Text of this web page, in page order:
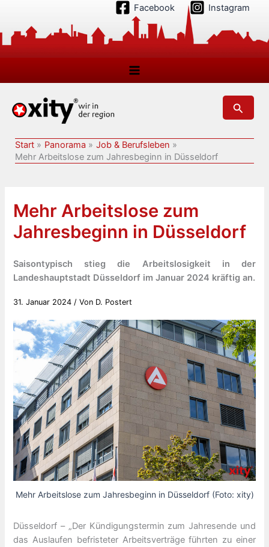
springen
Facebook Instagram
Suchen
Start Panorama
Job & Berufsleben
Mehr Arbeitslose zum Jahresbeginn in Düsseldorf
Mehr Arbeitslose zum
Jahresbeginn in Düsseldorf
Saisontypisch stieg die Arbeitslosigkeit in der
Landeshauptstadt Düsseldorf im Januar 2024 kräftig an.
31. Januar 2024 / Von D. Postert
Mehr Arbeitslose zum Jahresbeginn in Düsseldorf (Foto: xity)
Düsseldorf – „Der Kündigungstermin zum Jahresende und
das Auslaufen befristeter Arbeitsverträge führten zu einer